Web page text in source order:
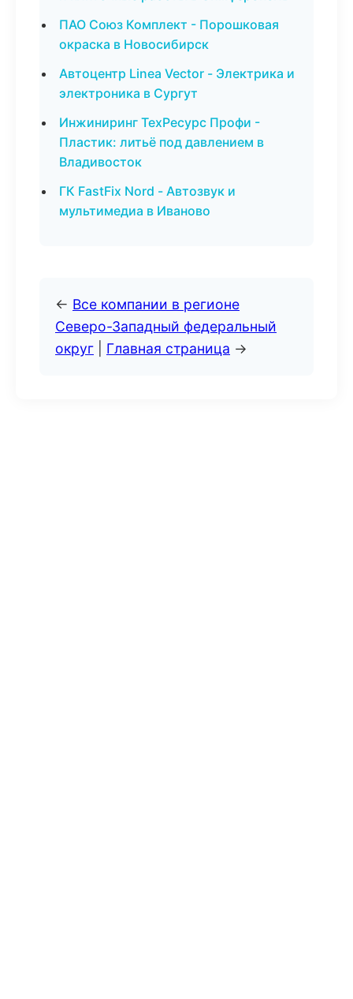
ПАО Союз Комплект - Порошковая
окраска в Новосибирск
Автоцентр Linea Vector - Электрика и
электроника в Сургут
Инжиниринг ТехРесурс Профи -
Пластик: литьё под давлением в
Владивосток
ГК FastFix Nord - Автозвук и
мультимедиа в Иваново
← Все компании в регионе
Северо-Западный федеральный
округ
Главная страница →